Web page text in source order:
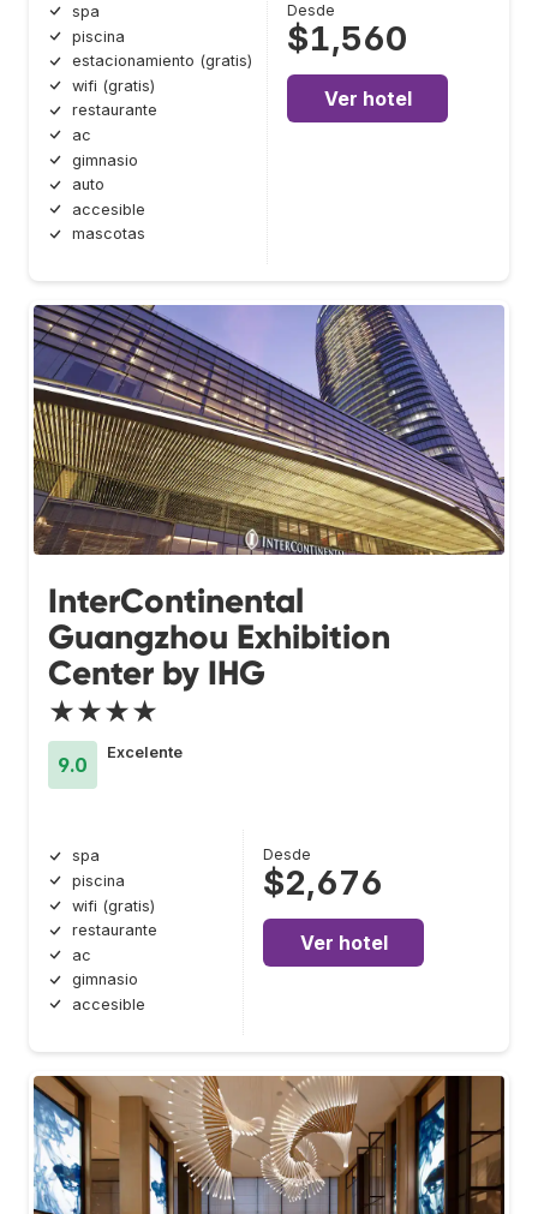
spa
piscina
estacionamiento (gratis)
wifi (gratis)
restaurante
ac
gimnasio
auto
accesible
mascotas
Desde
$1,560
Ver hotel
InterContinental
Guangzhou Exhibition
Center by IHG
★★★★
9.0
Excelente
spa
piscina
wifi (gratis)
restaurante
ac
gimnasio
accesible
Desde
$2,676
Ver hotel